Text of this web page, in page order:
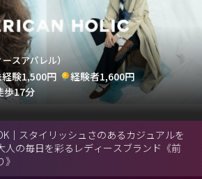
スアパレル）
験1,500円
経験者1,600円
歩17分
｜スタイリッシュさのあるカジュアルを
人の毎日を彩るレディースブランド《前